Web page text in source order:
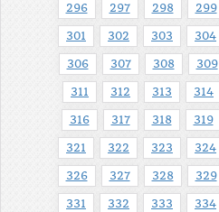
296 297 298 299
301 302 303 304
306 307 308 309
311 312 313 314
316 317 318 319
321 322 323 324
326 327 328 329
331 332 333 334